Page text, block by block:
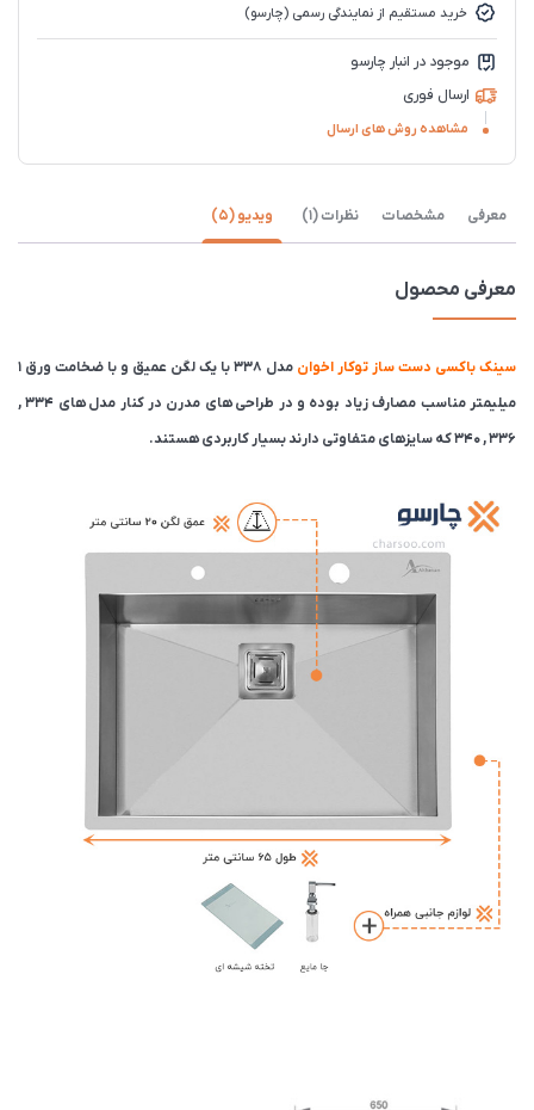
خرید مستقیم از نمایندگی رسمی (چارسو)
موجود در انبار چارسو
ارسال فوری
مشاهده روش های ارسال
معرفی مشخصات نظرات (1) ویدیو (5)
معرفی محصول
سینک باکسی دست ساز توکار اخوان
مدل 338 با یک لگن عمیق و با ضخامت ورق ۱
میلیمتر مناسب مصارف زیاد بوده و در طراحی های مدرن در کنار مدل های 334 ,
336 , 340 که سایزهای متفاوتی دارند بسیار کاربردی هستند.